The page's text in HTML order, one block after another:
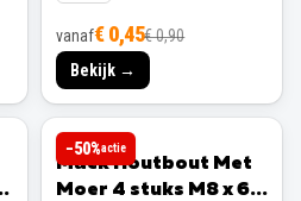
vanaf€ 0,45€ 0,90
Bekijk →
−50%actie
MACK
Mack Houtbout Met
Moer 4 stuks M8 x 60